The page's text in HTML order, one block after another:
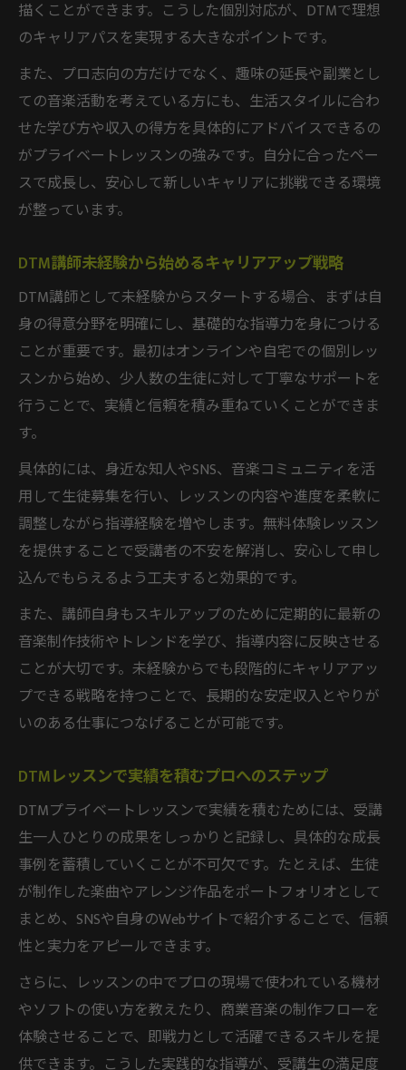
描くことができます。こうした個別対応が、DTMで理想
のキャリアパスを実現する大きなポイントです。
また、プロ志向の方だけでなく、趣味の延長や副業とし
ての音楽活動を考えている方にも、生活スタイルに合わ
せた学び方や収入の得方を具体的にアドバイスできるの
がプライベートレッスンの強みです。自分に合ったペー
スで成長し、安心して新しいキャリアに挑戦できる環境
が整っています。
DTM講師未経験から始めるキャリアアップ戦略
DTM講師として未経験からスタートする場合、まずは自
身の得意分野を明確にし、基礎的な指導力を身につける
ことが重要です。最初はオンラインや自宅での個別レッ
スンから始め、少人数の生徒に対して丁寧なサポートを
行うことで、実績と信頼を積み重ねていくことができま
す。
具体的には、身近な知人やSNS、音楽コミュニティを活
用して生徒募集を行い、レッスンの内容や進度を柔軟に
調整しながら指導経験を増やします。無料体験レッスン
を提供することで受講者の不安を解消し、安心して申し
込んでもらえるよう工夫すると効果的です。
また、講師自身もスキルアップのために定期的に最新の
音楽制作技術やトレンドを学び、指導内容に反映させる
ことが大切です。未経験からでも段階的にキャリアアッ
プできる戦略を持つことで、長期的な安定収入とやりが
いのある仕事につなげることが可能です。
DTMレッスンで実績を積むプロへのステップ
DTMプライベートレッスンで実績を積むためには、受講
生一人ひとりの成果をしっかりと記録し、具体的な成長
事例を蓄積していくことが不可欠です。たとえば、生徒
が制作した楽曲やアレンジ作品をポートフォリオとして
まとめ、SNSや自身のWebサイトで紹介することで、信頼
性と実力をアピールできます。
さらに、レッスンの中でプロの現場で使われている機材
やソフトの使い方を教えたり、商業音楽の制作フローを
体験させることで、即戦力として活躍できるスキルを提
供できます。こうした実践的な指導が、受講生の満足度